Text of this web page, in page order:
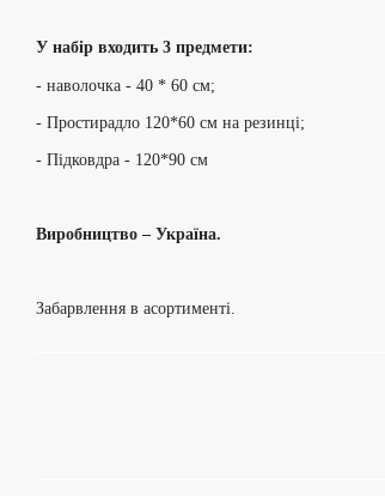
У набір входить 3 предмети:
- наволочка - 40 * 60 см;
- Простирадло 120*60 см на резинці;
- Підковдра - 120*90 см
Виробництво – Україна.
Забарвлення в асортименті.